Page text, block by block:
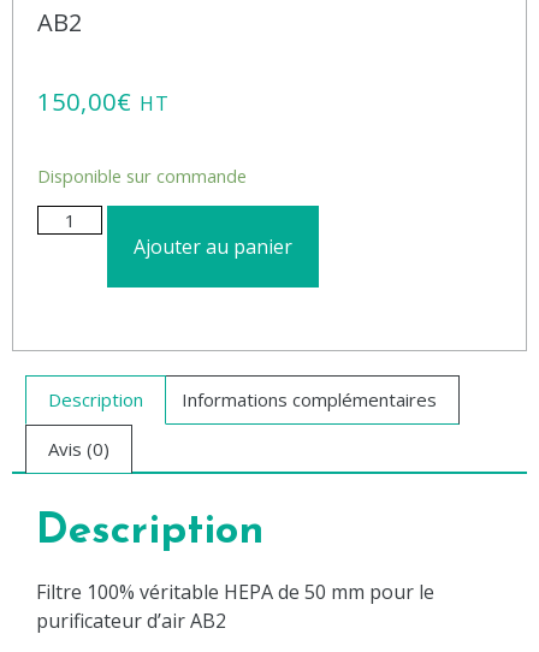
AB2
150,00€ HT
Disponible sur commande
Ajouter au panier
Description Informations complémentaires
Avis (0)
Description
Filtre 100% véritable HEPA de 50 mm pour le
purificateur d’air AB2